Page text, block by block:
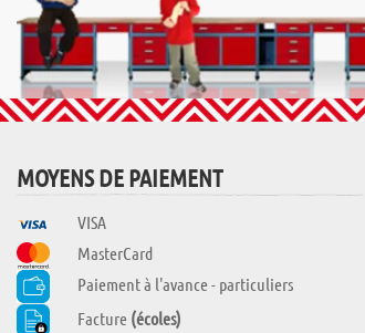
MOYENS DE PAIEMENT
VISA
MasterCard
Paiement à l'avance - particuliers
Facture (écoles)